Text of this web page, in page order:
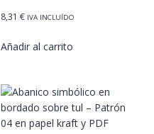
8,31 € IVA INCLUÍDO
Añadir al carrito